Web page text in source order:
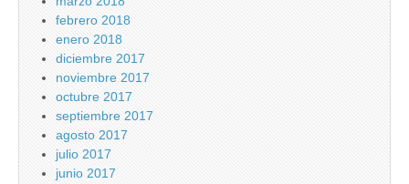
febrero 2018
enero 2018
diciembre 2017
noviembre 2017
octubre 2017
septiembre 2017
agosto 2017
julio 2017
junio 2017